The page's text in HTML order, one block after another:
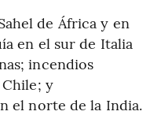
de África y en
en el sur de Italia
incendios
y
el norte de la India.